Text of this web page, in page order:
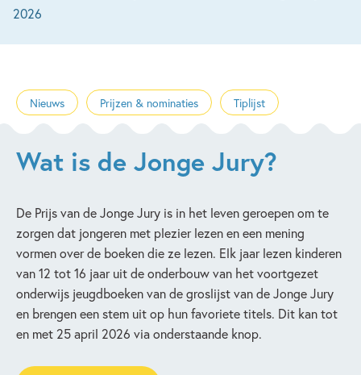
2026
Nieuws Prijzen & nominaties Tiplijst
Wat is de Jonge Jury?
De Prijs van de Jonge Jury is in het leven geroepen om te
zorgen dat jongeren met plezier lezen en een mening
vormen over de boeken die ze lezen. Elk jaar lezen kinderen
van 12 tot 16 jaar uit de onderbouw van het voortgezet
onderwijs jeugdboeken van de groslijst van de Jonge Jury
en brengen een stem uit op hun favoriete titels. Dit kan tot
en met 25 april 2026 via onderstaande knop.